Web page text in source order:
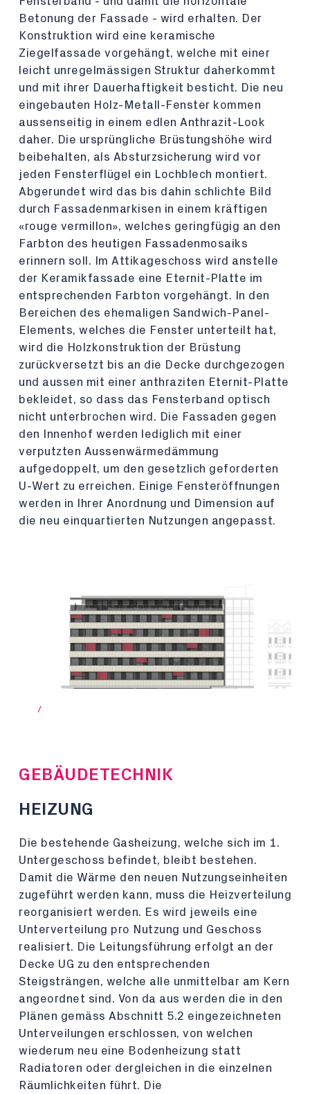
Betonung der Fassade - wird erhalten. Der
Konstruktion wird eine keramische
Ziegelfassade vorgehängt, welche mit einer
leicht unregelmässigen Struktur daherkommt
und mit ihrer Dauerhaftigkeit besticht. Die neu
eingebauten Holz-Metall-Fenster kommen
aussenseitig in einem edlen Anthrazit-Look
daher. Die ursprüngliche Brüstungshöhe wird
beibehalten, als Absturzsicherung wird vor
jeden Fensterflügel ein Lochblech montiert.
Abgerundet wird das bis dahin schlichte Bild
durch Fassadenmarkisen in einem kräftigen
«rouge vermillon», welches geringfügig an den
Farbton des heutigen Fassadenmosaiks
erinnern soll. Im Attikageschoss wird anstelle
der Keramikfassade eine Eternit-Platte im
entsprechenden Farbton vorgehängt. In den
Bereichen des ehemaligen Sandwich-Panel-
Elements, welches die Fenster unterteilt hat,
wird die Holzkonstruktion der Brüstung
zurückversetzt bis an die Decke durchgezogen
und aussen mit einer anthraziten Eternit-Platte
bekleidet, so dass das Fensterband optisch
nicht unterbrochen wird. Die Fassaden gegen
den Innenhof werden lediglich mit einer
verputzten Aussenwärmedämmung
aufgedoppelt, um den gesetzlich geforderten
U-Wert zu erreichen. Einige Fensteröffnungen
werden in Ihrer Anordnung und Dimension auf
die neu einquartierten Nutzungen angepasst.
/
GEBÄUDETECHNIK
HEIZUNG
Die bestehende Gasheizung, welche sich im 1.
Untergeschoss befindet, bleibt bestehen.
Damit die Wärme den neuen Nutzungseinheiten
zugeführt werden kann, muss die Heizverteilung
reorganisiert werden. Es wird jeweils eine
Unterverteilung pro Nutzung und Geschoss
realisiert. Die Leitungsführung erfolgt an der
Decke UG zu den entsprechenden
Steigsträngen, welche alle unmittelbar am Kern
angeordnet sind. Von da aus werden die in den
Plänen gemäss Abschnitt 5.2 eingezeichneten
Unterveilungen erschlossen, von welchen
wiederum neu eine Bodenheizung statt
Radiatoren oder dergleichen in die einzelnen
Räumlichkeiten führt. Die